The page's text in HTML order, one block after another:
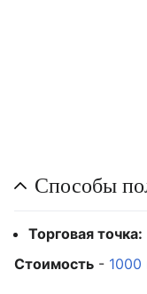
Способы
Торговая точка:
Стоимость - 1000